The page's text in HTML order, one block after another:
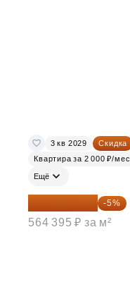
3 кв 2029 Скидка
Квартира за 2 000 ₽/мес
Ещё
25 679 973 ₽ -5%
564 395 ₽ за м²